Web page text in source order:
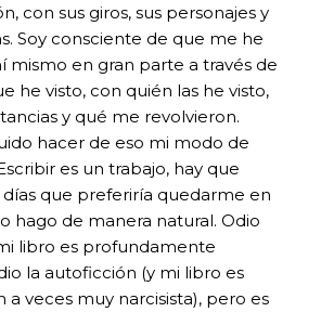
con sus giros, sus personajes y
Soy consciente de que me he
mismo en gran parte a través de
he visto, con quién las he visto,
y qué me revolvieron.
hacer de eso mi modo de
es un trabajo, hay que
días que preferiría quedarme en
hago de manera natural. Odio
libro es profundamente
la autoficción (y mi libro es
a veces muy narcisista), pero es